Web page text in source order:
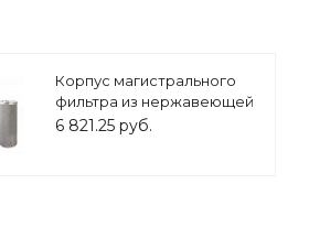
Корпус магистрального
фильтра из нержавеющей
стали 20ВВ 1" ZEISSLER,
6 821.25 руб.